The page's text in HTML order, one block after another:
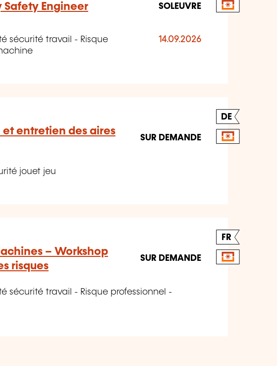
Safety Engineer SOLEUVRE
sécurité travail - Risque
14.09.2026
DE
et entretien des aires
SUR DEMANDE
jouet jeu
FR
– Workshop
risques
SUR DEMANDE
sécurité travail - Risque professionnel -